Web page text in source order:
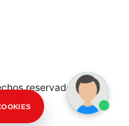
reservados